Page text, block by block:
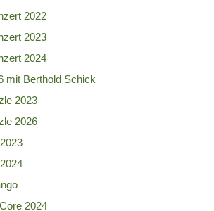
2022
2023
2024
mit Berthold Schick
2023
2026
2024